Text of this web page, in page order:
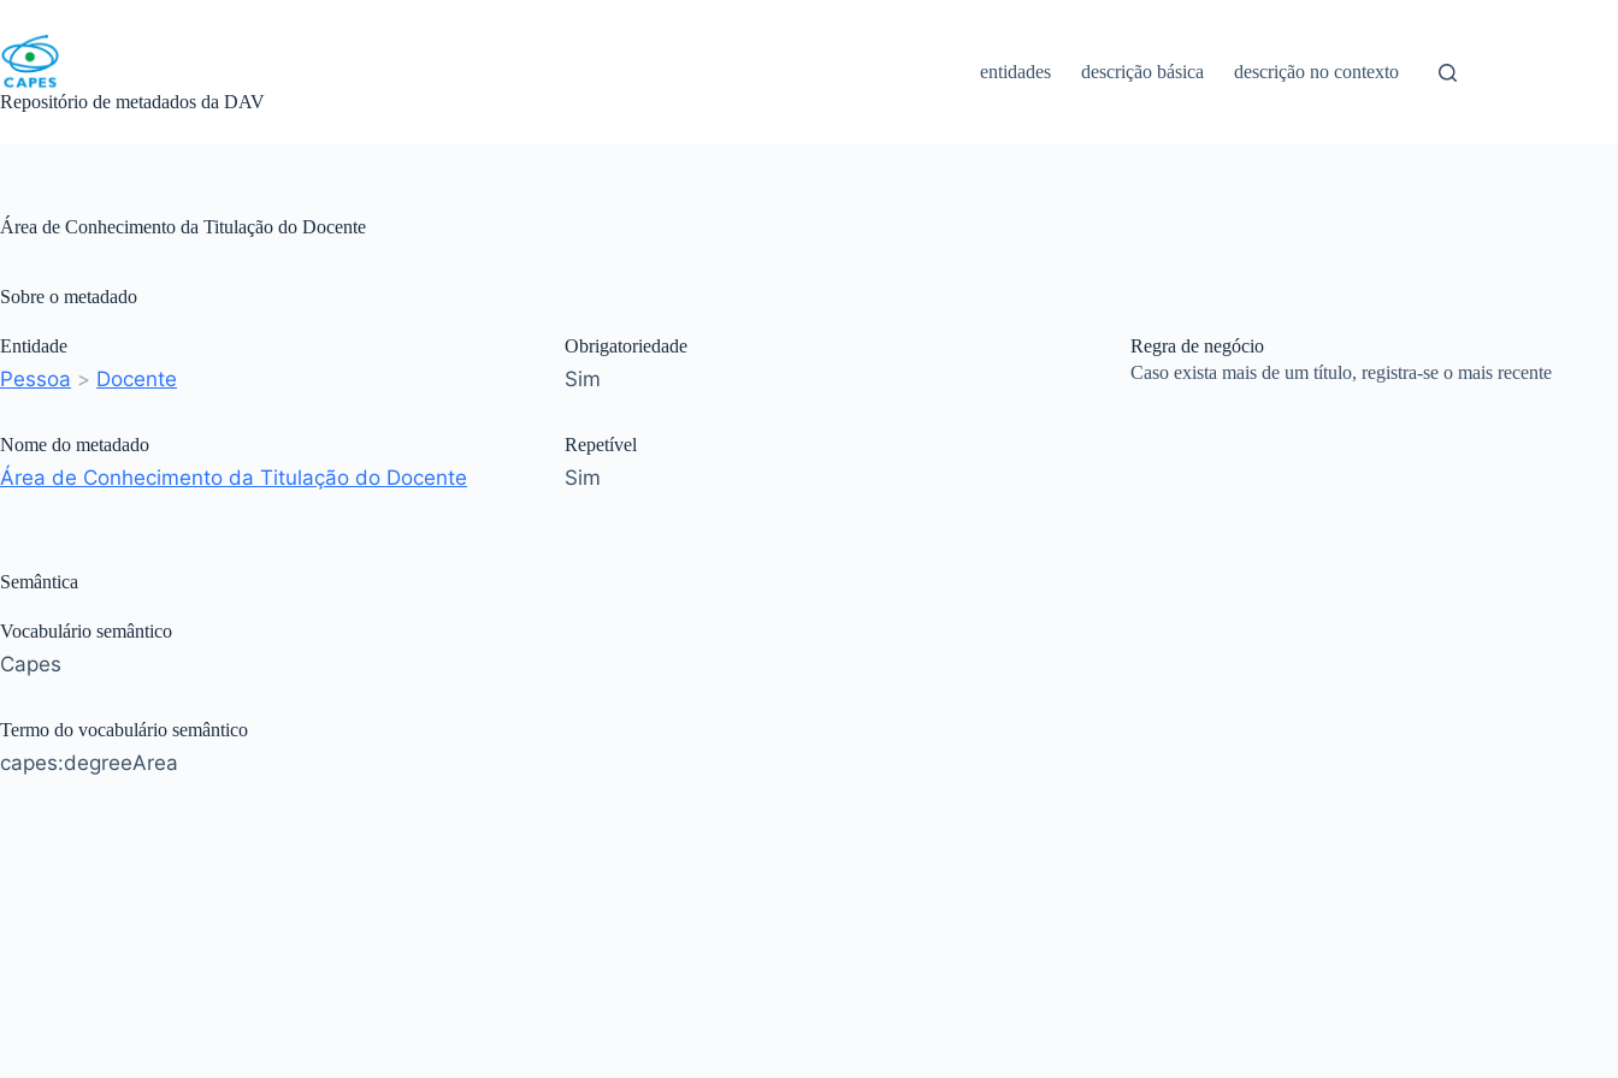
content
Repositório de metadados da DAV
entidades descrição básica descrição no contexto
Área de Conhecimento da Titulação do Docente
Sobre o metadado
Entidade
Pessoa > Docente
Nome do metadado
Área de Conhecimento da Titulação do Docente
Obrigatoriedade
Sim
Repetível
Sim
Regra de negócio
Caso exista mais de um título, registra-se o mais recente
Semântica
Vocabulário semântico
Capes
Termo do vocabulário semântico
capes:degreeArea